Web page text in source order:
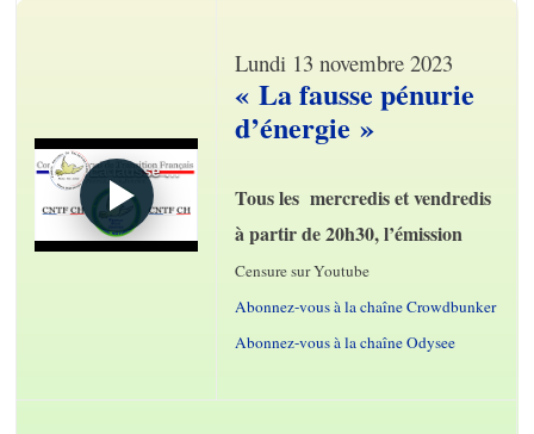
Lundi 13 novembre 2023
« La fausse pénurie
d’énergie »
Tous les mercredis et vendredis
à partir de 20h30, l’émission
Censure sur Youtube
Abonnez-vous à la chaîne Crowdbunker
Abonnez-vous à la chaîne Odysee